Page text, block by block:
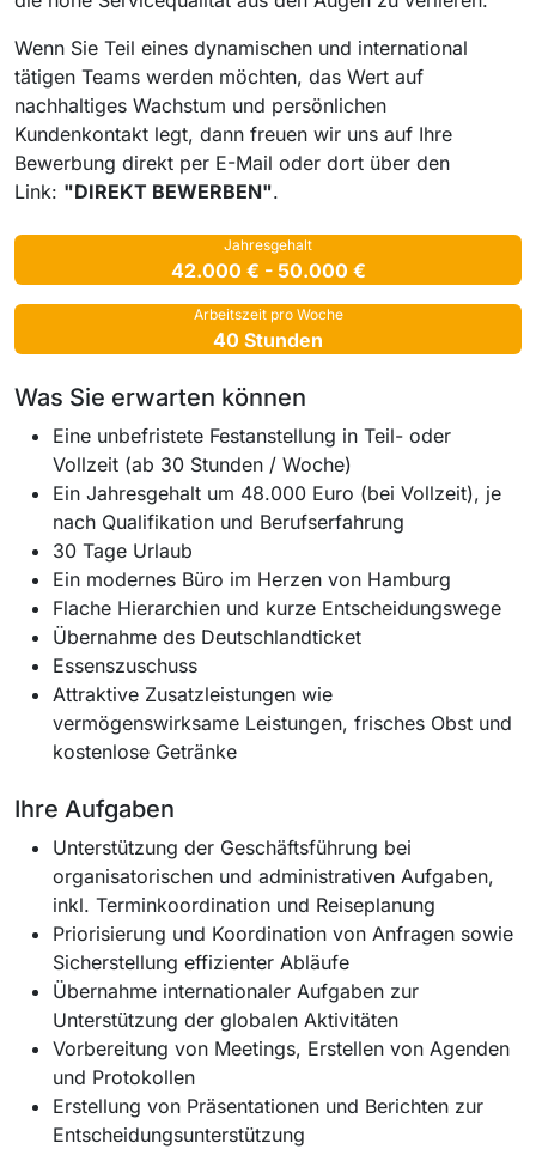
Wenn Sie Teil eines dynamischen und international
tätigen Teams werden möchten, das Wert auf
nachhaltiges Wachstum und persönlichen
Kundenkontakt legt, dann freuen wir uns auf Ihre
Bewerbung direkt per E-Mail oder dort über den
Link: "DIREKT BEWERBEN".
Jahresgehalt
42.000 € - 50.000 €
Arbeitszeit pro Woche
40 Stunden
Was Sie erwarten können
Eine unbefristete Festanstellung in Teil- oder
Vollzeit (ab 30 Stunden / Woche)
Ein Jahresgehalt um 48.000 Euro (bei Vollzeit), je
nach Qualifikation und Berufserfahrung
30 Tage Urlaub
Ein modernes Büro im Herzen von Hamburg
Flache Hierarchien und kurze Entscheidungswege
Übernahme des Deutschlandticket
Essenszuschuss
Attraktive Zusatzleistungen wie
vermögenswirksame Leistungen, frisches Obst und
kostenlose Getränke
Ihre Aufgaben
Unterstützung der Geschäftsführung bei
organisatorischen und administrativen Aufgaben,
inkl. Terminkoordination und Reiseplanung
Priorisierung und Koordination von Anfragen sowie
Sicherstellung effizienter Abläufe
Übernahme internationaler Aufgaben zur
Unterstützung der globalen Aktivitäten
Vorbereitung von Meetings, Erstellen von Agenden
und Protokollen
Erstellung von Präsentationen und Berichten zur
Entscheidungsunterstützung